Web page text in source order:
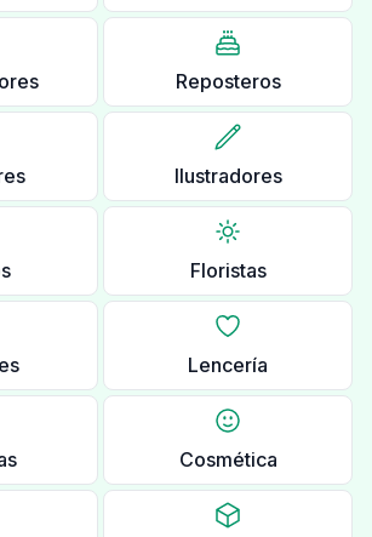
Reposteros
Ilustradores
Floristas
Lencería
Cosmética